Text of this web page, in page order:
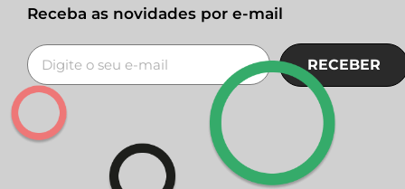
Receba as novidades por e-mail
RECEBER